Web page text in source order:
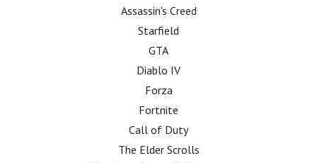
Assassin's Creed
Starfield
GTA
Diablo IV
Forza
Fortnite
Call of Duty
The Elder Scrolls